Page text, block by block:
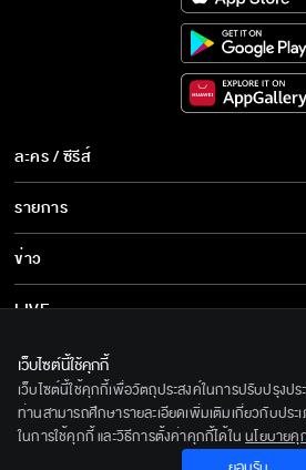
ละคร / ซีรีส์
ละคร/ซีรีส์
ซีรีส์นานาชาติ
การ์ตูน & เกม
รายการ
รายการทั้งหมด
ข่าว
ข่าวทั้งหมด
ข่าวประชาสัมพันธ์
LIVE
เกี่ยวกับเรา
BEC World
รู้จักเรา
ติดตามเราได้ที่
เว็บไซต์นี้ใช้คุกกี้
เว็บไซต์นี้ใช้คุกกี้เพื่อวัตถุประสงค์ในการปรับปรุงป
ท่านสามารถศึกษารายละเอียดเพิ่มเติมเกี่ยวกับประ
ในการใช้คุกกี้ และวิธีการตั้งค่าคุกกี้ได้ใน นโยบายคุ